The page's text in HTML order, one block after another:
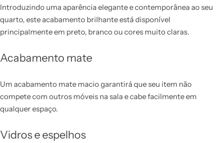
Introduzindo uma aparência elegante e contemporânea ao seu
quarto, este acabamento brilhante está disponível
principalmente em preto, branco ou cores muito claras.
Acabamento mate
Um acabamento mate macio garantirá que seu item não
compete com outros móveis na sala e cabe facilmente em
qualquer espaço.
Vidros e espelhos